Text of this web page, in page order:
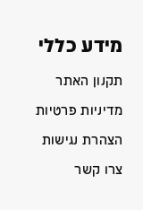
מידע כללי
תקנון האתר
מדיניות פרטיות
הצהרת נגישות
צרו קשר